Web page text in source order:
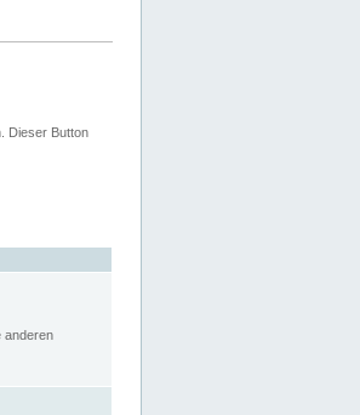
Dieser Button
anderen